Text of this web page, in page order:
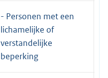
- Personen met een
lichamelijke of
verstandelijke
beperking